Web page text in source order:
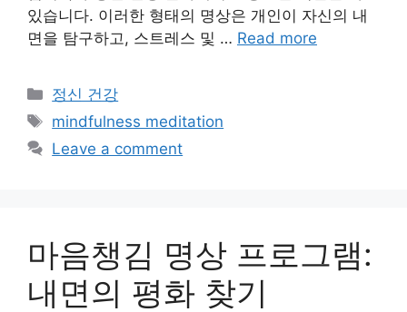
있습니다. 이러한 형태의 명상은 개인이 자신의 내
면을 탐구하고, 스트레스 및 … Read more
Categories
정신 건강
Tags
mindfulness meditation
Leave a comment
마음챙김 명상 프로그램:
내면의 평화 찾기